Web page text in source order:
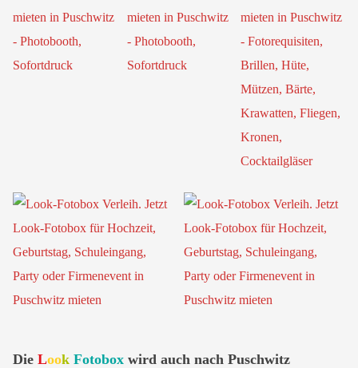
Die Look Fotobox wird auch nach Puschwitz